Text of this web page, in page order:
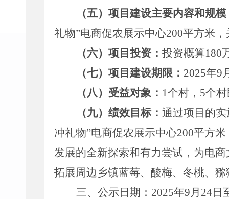
（五）项目建设主要内容和规
礼物”电商促农展示中心200平方米，
（六）项目投资： 投资概算180
（七）项目建设期限： 2025年9
（八）受益对象： 1个村， 5个
（九）绩效目标： 通过项目的
冲礼物”电商促农展示中心200平方米
发展的全新探索和有力尝试，为电
拓展周边乡镇蓝莓、酸梅、冬桃、
三、公示日期 ： 2025年9月 24日